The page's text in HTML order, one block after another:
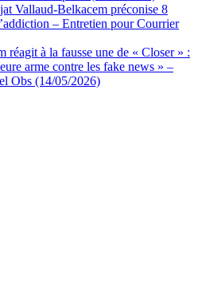
Vallaud-Belkacem préconise 8
– Entretien pour Courrier
réagit à la fausse une de « Closer » :
arme contre les fake news » –
Obs (14/05/2026)